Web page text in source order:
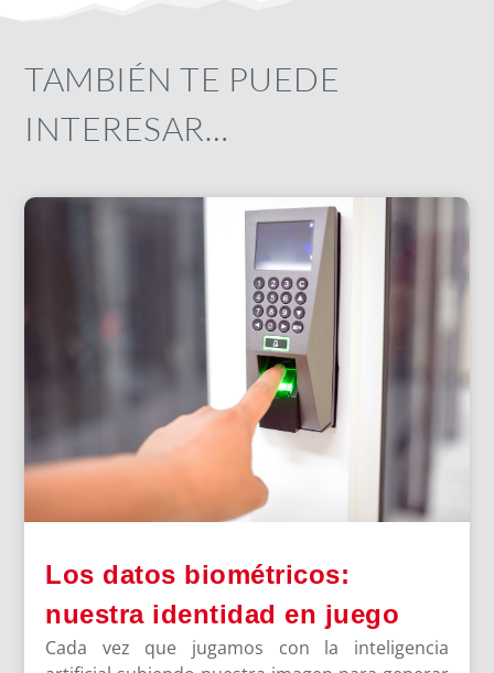
TAMBIÉN TE PUEDE
INTERESAR…
Los datos biométricos:
nuestra identidad en juego
Cada vez que jugamos con la inteligencia